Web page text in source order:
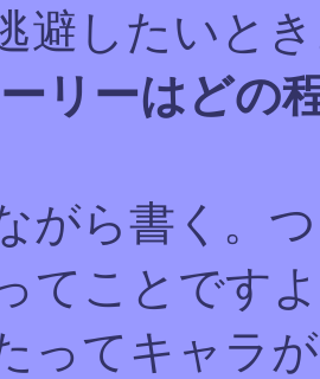
避したいと
リーはどの
がら書く。
てことです
ってキャラ